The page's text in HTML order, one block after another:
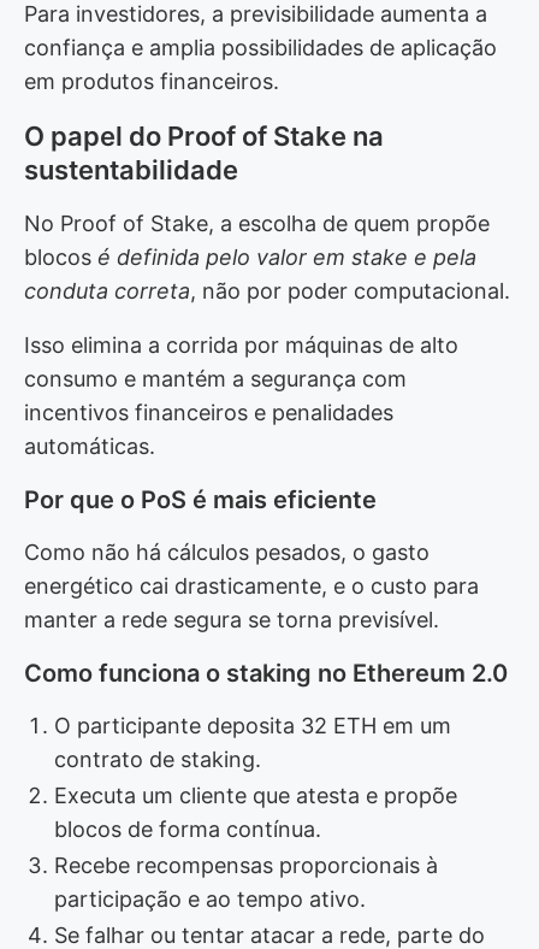
Para investidores, a previsibilidade aumenta a
confiança e amplia possibilidades de aplicação
em produtos financeiros.
O papel do Proof of Stake na
sustentabilidade
No Proof of Stake, a escolha de quem propõe
blocos é definida pelo valor em stake e pela
conduta correta, não por poder computacional.
Isso elimina a corrida por máquinas de alto
consumo e mantém a segurança com
incentivos financeiros e penalidades
automáticas.
Por que o PoS é mais eficiente
Como não há cálculos pesados, o gasto
energético cai drasticamente, e o custo para
manter a rede segura se torna previsível.
Como funciona o staking no Ethereum 2.0
O participante deposita 32 ETH em um
contrato de staking.
Executa um cliente que atesta e propõe
blocos de forma contínua.
Recebe recompensas proporcionais à
participação e ao tempo ativo.
Se falhar ou tentar atacar a rede, parte do